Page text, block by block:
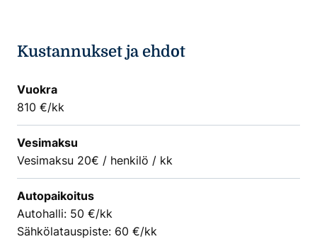
Kustannukset ja ehdot
Vuokra
810 €/kk
Vesimaksu
Vesimaksu 20€ / henkilö / kk
Autopaikoitus
Autohalli: 50 €/kk
Sähkölatauspiste: 60 €/kk